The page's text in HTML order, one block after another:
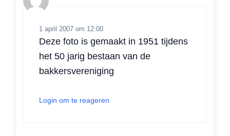
1 april 2007 om 12:00
Deze foto is gemaakt in 1951 tijdens
het 50 jarig bestaan van de
bakkersvereniging
Login om te reageren